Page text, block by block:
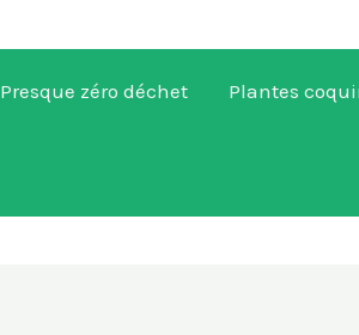
Presque zéro déchet Plantes